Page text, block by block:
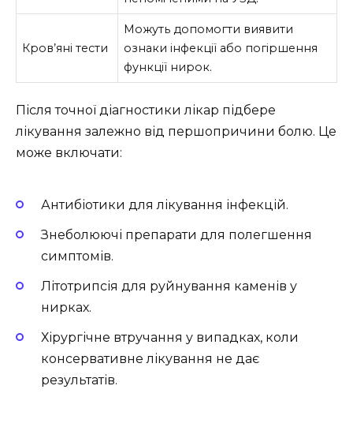
Кров’яні тести
Можуть допомогти виявити
ознаки інфекції або погіршення
функції нирок.
Після точної діагностики лікар підбере
лікування залежно від першопричини болю. Це
може включати:
Антибіотики для лікування інфекцій.
Знеболюючі препарати для полегшення
симптомів.
Літотрипсія для руйнування каменів у
нирках.
Хірургічне втручання у випадках, коли
консервативне лікування не дає
результатів.